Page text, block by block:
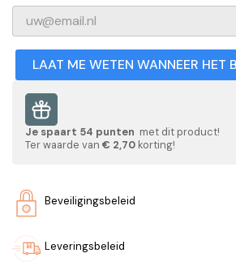
LAAT ME WETEN WANNEER HET
Je spaart 54 punten met dit product!
Ter waarde van € 2,70 korting!
Beveiligingsbeleid
Leveringsbeleid